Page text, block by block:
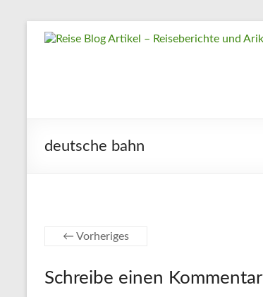
InhaltReise
und
Reisen
Reise
Urlaub,
deutsche bahn
← Vorheriges
Schreibe einen Kommentar